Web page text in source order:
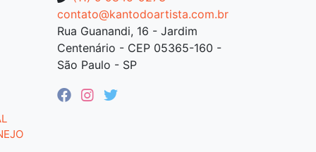
contato@kantodoartista.com.br
Rua Guanandi, 16 - Jardim
Centenário - CEP 05365-160 -
São Paulo - SP